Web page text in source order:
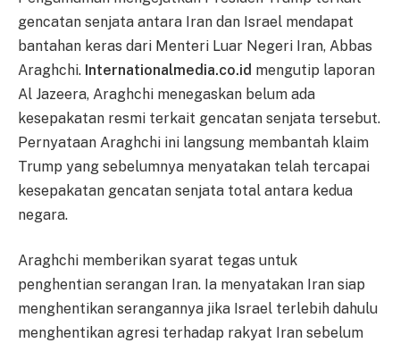
gencatan senjata antara Iran dan Israel mendapat
bantahan keras dari Menteri Luar Negeri Iran, Abbas
Araghchi. Internationalmedia.co.id mengutip laporan
Al Jazeera, Araghchi menegaskan belum ada
kesepakatan resmi terkait gencatan senjata tersebut.
Pernyataan Araghchi ini langsung membantah klaim
Trump yang sebelumnya menyatakan telah tercapai
kesepakatan gencatan senjata total antara kedua
negara.
Araghchi memberikan syarat tegas untuk
penghentian serangan Iran. Ia menyatakan Iran siap
menghentikan serangannya jika Israel terlebih dahulu
menghentikan agresi terhadap rakyat Iran sebelum